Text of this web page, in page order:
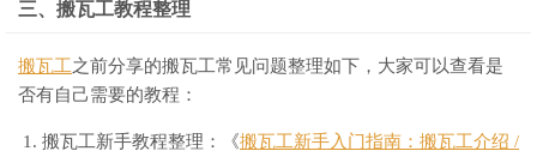
三、搬瓦工教程整理
搬瓦工之前分享的搬瓦工常见问题整理如下，大家可以查看是
否有自己需要的教程：
搬瓦工新手教程整理：《搬瓦工新手入门指南：搬瓦工介绍 /